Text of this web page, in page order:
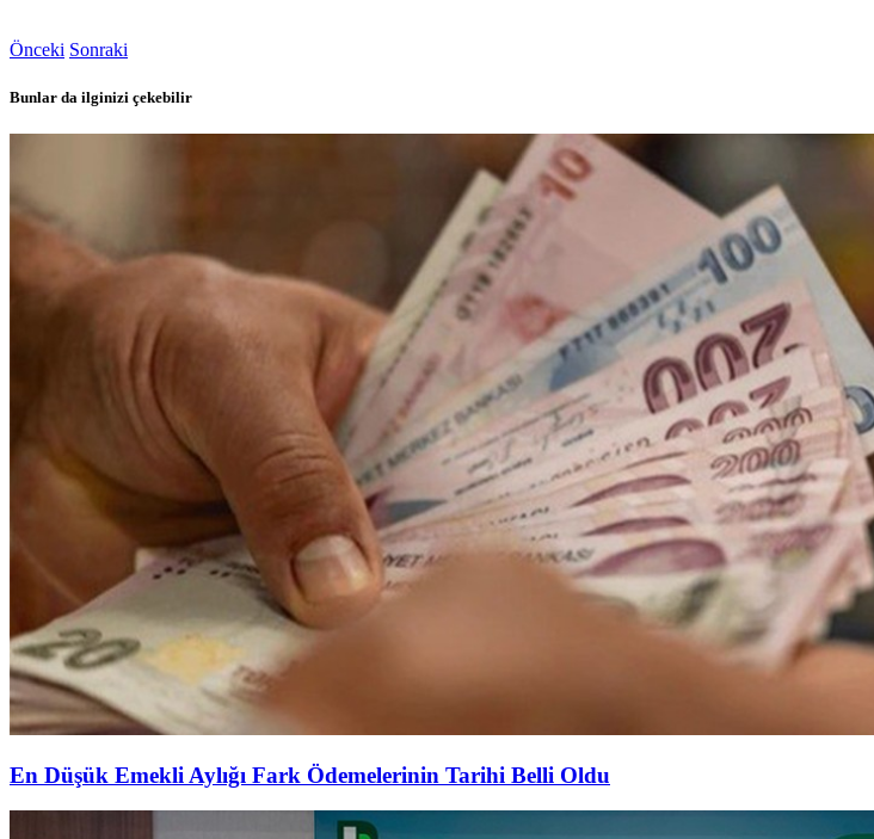
Önceki Sonraki
Bunlar da ilginizi çekebilir
En Düşük Emekli Aylığı Fark Ödemelerinin Tarihi Belli Oldu